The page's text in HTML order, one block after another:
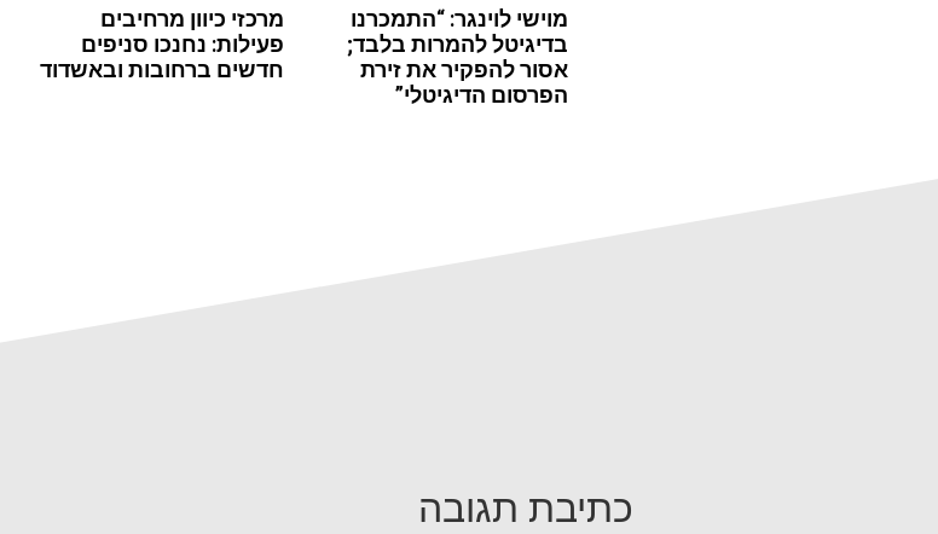
מוישי לוינגר: “התמכרנו
בדיגיטל להמרות בלבד;
אסור להפקיר את זירת
הפרסום הדיגיטלי”
מרכזי כיוון מרחיבים
פעילות: נחנכו סניפים
חדשים ברחובות ובאשדוד
כתיבת תגובה